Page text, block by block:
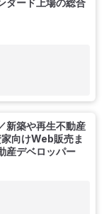
ダード上場の総合
新築や再生不動産
向けWeb販売ま
産デベロッパー